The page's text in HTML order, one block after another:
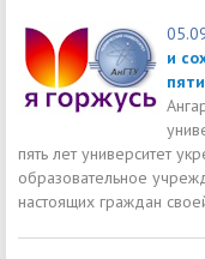
и
пять лет университет
образовательное
настоящих граждан